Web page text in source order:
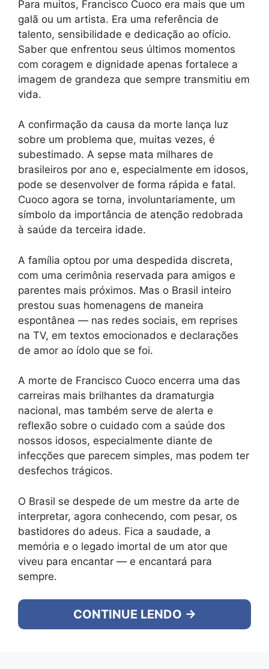
Para muitos, Francisco Cuoco era mais que um
galã ou um artista. Era uma referência de
talento, sensibilidade e dedicação ao ofício.
Saber que enfrentou seus últimos momentos
com coragem e dignidade apenas fortalece a
imagem de grandeza que sempre transmitiu em
vida.
A confirmação da causa da morte lança luz
sobre um problema que, muitas vezes, é
subestimado. A sepse mata milhares de
brasileiros por ano e, especialmente em idosos,
pode se desenvolver de forma rápida e fatal.
Cuoco agora se torna, involuntariamente, um
símbolo da importância de atenção redobrada
à saúde da terceira idade.
A família optou por uma despedida discreta,
com uma cerimônia reservada para amigos e
parentes mais próximos. Mas o Brasil inteiro
prestou suas homenagens de maneira
espontânea — nas redes sociais, em reprises
na TV, em textos emocionados e declarações
de amor ao ídolo que se foi.
A morte de Francisco Cuoco encerra uma das
carreiras mais brilhantes da dramaturgia
nacional, mas também serve de alerta e
reflexão sobre o cuidado com a saúde dos
nossos idosos, especialmente diante de
infecções que parecem simples, mas podem ter
desfechos trágicos.
O Brasil se despede de um mestre da arte de
interpretar, agora conhecendo, com pesar, os
bastidores do adeus. Fica a saudade, a
memória e o legado imortal de um ator que
viveu para encantar — e encantará para
sempre.
CONTINUE LENDO →